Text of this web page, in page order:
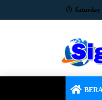
Saturday